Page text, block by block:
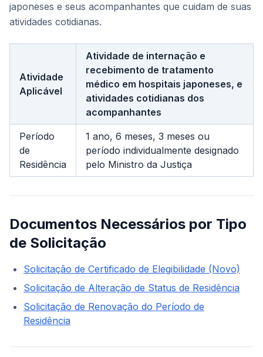
japoneses e seus acompanhantes que cuidam de suas
atividades cotidianas.
Atividade
Aplicável
Atividade de internação e
recebimento de tratamento
médico em hospitais japoneses, e
atividades cotidianas dos
acompanhantes
Período
de
Residência
1 ano, 6 meses, 3 meses ou
período individualmente designado
pelo Ministro da Justiça
Documentos Necessários por Tipo
de Solicitação
Solicitação de Certificado de Elegibilidade (Novo)
Solicitação de Alteração de Status de Residência
Solicitação de Renovação do Período de
Residência